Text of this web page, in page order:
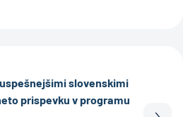
slovenskimi
prispevku v programu